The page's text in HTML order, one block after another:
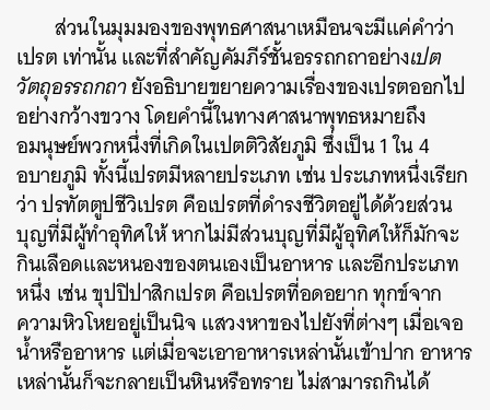
ส่วนในมุมมองของพุทธศาสนาเหมือนจะมีแค่คำว่า
เปรต เท่านั้น และที่สำคัญคัมภีร์ชั้นอรรถกถาอย่างเปต
วัตถุอรรถกถายังอธิบายขยายความเรื่องของเปรตออกไป
อย่างกว้างขวาง โดยคำนี้ในทางศาสนาพุทธหมายถึง
อมนุษย์พวกหนึ่งที่เกิดในเปตติวิสัยภูมิ ซึ่งเป็น 1 ใน 4
อบายภูมิ ทั้งนี้เปรตมีหลายประเภท เช่น ประเภทหนึ่งเรียก
ว่า ปรทัตตูปชีวิเปรต คือเปรตที่ดำรงชีวิตอยู่ได้ด้วยส่วน
บุญที่มีผู้ทำอุทิศให้ หากไม่มีส่วนบุญที่มีผู้อุทิศให้ก็มักจะ
กินเลือดและหนองของตนเองเป็นอาหาร และอีกประเภท
หนึ่ง เช่น ขุปปิปาสิกเปรต คือเปรตที่อดอยาก ทุกข์จาก
ความหิวโหยอยู่เป็นนิจ แสวงหาของไปยังที่ต่างๆ เมื่อเจอ
น้ำหรืออาหาร แต่เมื่อจะเอาอาหารเหล่านั้นเข้าปาก อาหาร
เหล่านั้นก็จะกลายเป็นหินหรือทราย ไม่สามารถกินได้